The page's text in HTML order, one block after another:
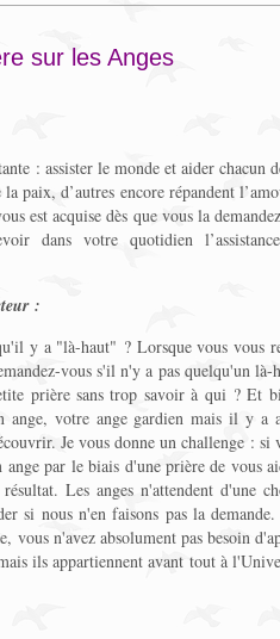
sur les Anges
: assister le monde et aider chacun
la paix, d’autres encore répandent
est acquise dès que vous la
dans votre quotidien
:
y a "là-haut" ? Lorsque vous vous
vous s'il n'y a pas quelqu'un
prière sans trop savoir à qui ? Et
votre ange gardien mais il y a
Je vous donne un challenge : si
ange par le biais d'une prière de vous
Les anges n'attendent d'une
si nous n'en faisons pas la
vous n'avez absolument pas besoin
ils appartiennent avant tout à